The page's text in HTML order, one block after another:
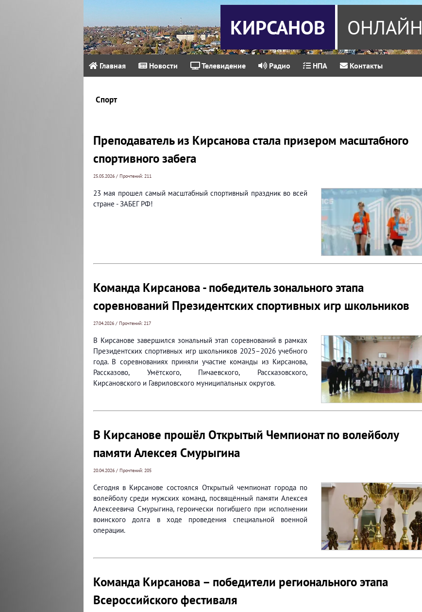
КИРСАНОВ ОНЛАЙН
Главная Новости Телевидение Радио НПА Контакты
Спорт
Преподаватель из Кирсанова стала призером масштабного
спортивного забега
25.05.2026 / Прочтений: 211
23 мая прошел самый масштабный спортивный праздник во всей
стране - ЗАБЕГ РФ!
Команда Кирсанова - победитель зонального этапа
соревнований Президентских спортивных игр школьников
27.04.2026 / Прочтений: 217
В Кирсанове завершился зональный этап соревнований в рамках
Президентских спортивных игр школьников 2025–2026 учебного
года. В соревнованиях приняли участие команды из Кирсанова,
Рассказово, Умётского, Пичаевского, Рассказовского,
Кирсановского и Гавриловского муниципальных округов.
В Кирсанове прошёл Открытый Чемпионат по волейболу
памяти Алексея Смурыгина
20.04.2026 / Прочтений: 205
Сегодня в Кирсанове состоялся Открытый чемпионат города по
волейболу среди мужских команд, посвящённый памяти Алексея
Алексеевича Смурыгина, героически погибшего при исполнении
воинского долга в ходе проведения специальной военной
операции.
Команда Кирсанова – победители регионального этапа
Всероссийского фестиваля